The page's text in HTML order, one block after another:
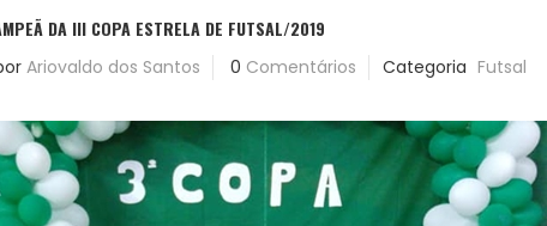
DA III COPA ESTRELA DE FUTSAL/2019
Ariovaldo dos Santos 0 Comentários Categoria Futsal